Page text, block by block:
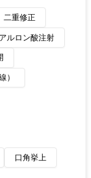
二重修正
ルロン酸注射
）
口角挙上